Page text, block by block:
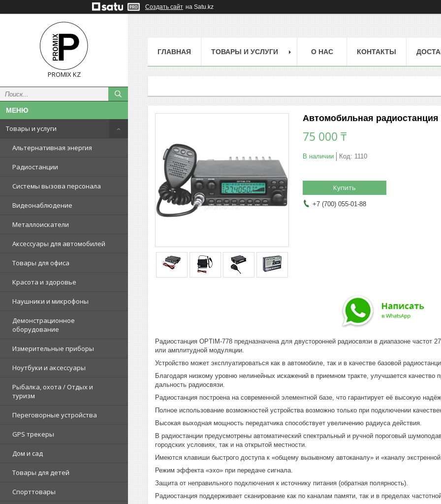
Создать сайт на Satu.kz
PROMIX KZ
Товары и услуги
Альтернативная энергия
Радиостанции
Системы вызова персонала
Видеонаблюдение
Металлоискатели
Аксессуары для автомобилей
Товары для офиса
Красота и здоровье
Наушники и микрофоны
Демонстрационное
оборудование
Измерительные приборы
Ноутбуки и аксессуары
Рыбалка, охота / Отдых и
туризм
Переговорные устройства
GPS трекеры
Дом и сад
Товары для детей
Спорттовары
ГЛАВНАЯ ТОВАРЫ И УСЛУГИ О НАС КОНТАКТЫ
Автомобильная радиостанция
75 000 ₸
В наличии Код: 1110
Купить
+7 (700) 055-01-88
Радиостанция OPTIM-778 предназначена для двусторонней радиосвязи в диапазоне частот
или амплитудной модуляции.
Устройство может эксплуатироваться как в автомобиле, так и в качестве базовой
Благодаря низкому уровню нелинейных искажений в приемном тракте, улучшается качество
дальность радиосвязи.
Радиостанция построена на современной элементной базе, что гарантирует её высокую
Полное использование возможностей устройства возможно только при подключении
Высокая выходная мощность передатчика способствует увеличению радиуса действия.
В радиостанции предусмотрены автоматический спектральный и ручной пороговый
городских условиях, так и на открытой местности.
Имеются клавиши быстрого доступа к «общему вызывному автоканалу» и «каналу
Режим эффекта «эхо» при передаче сигнала.
Защита от неправильного подключения к источнику питания (обратная полярность).
Радиостанция поддерживает сканирование как по каналам памяти, так и в пределах